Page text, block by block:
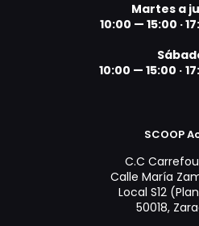
Martes a
10:00 — 15:00 ·
10:00 — 15:00 ·
SCOOP
C.C
Calle María
Local S12
50018,